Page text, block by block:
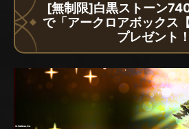
[無制限]白黒ストーン
で「アークロアボックス
プレゼント！